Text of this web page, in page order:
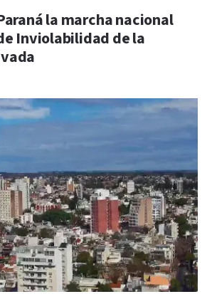
la marcha nacional
Inviolabilidad de la